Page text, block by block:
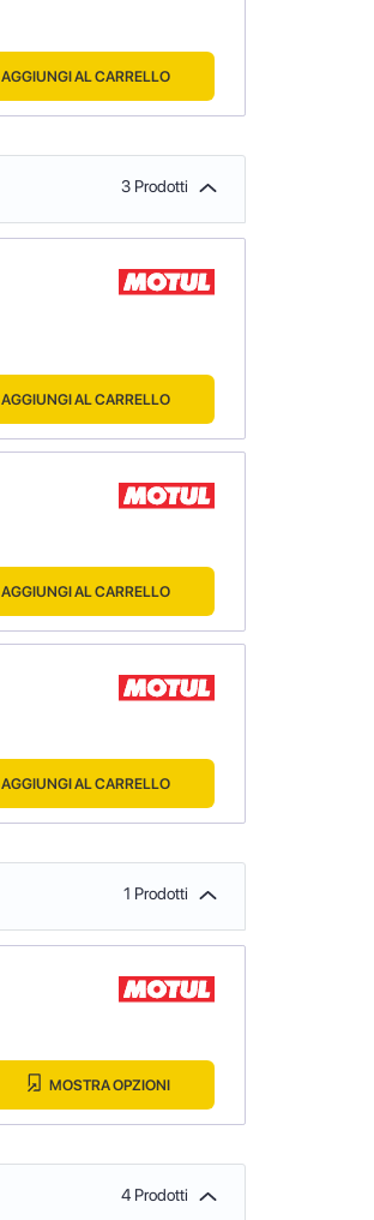
AGGIUNGI AL CARRELLO
3 Prodotti
AGGIUNGI AL CARRELLO
AGGIUNGI AL CARRELLO
AGGIUNGI AL CARRELLO
1 Prodotti
MOSTRA OPZIONI
4 Prodotti